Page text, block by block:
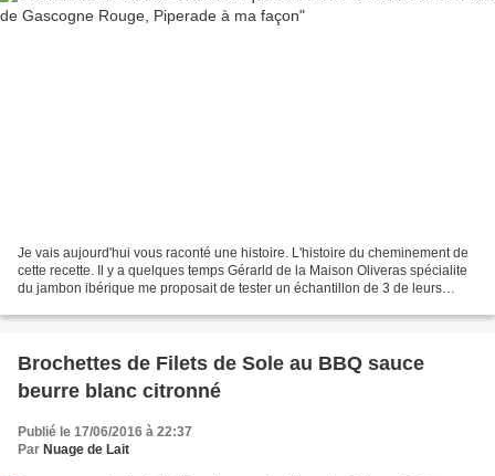
Je vais aujourd'hui vous raconté une histoire. L'histoire du cheminement de
cette recette. Il y a quelques temps Gérarld de la Maison Oliveras spécialite
du jambon ibérique me proposait de tester un échantillon de 3 de leurs
Brochettes de Filets de Sole au BBQ sauce
beurre blanc citronné
Publié le 17/06/2016 à 22:37
Par Nuage de Lait